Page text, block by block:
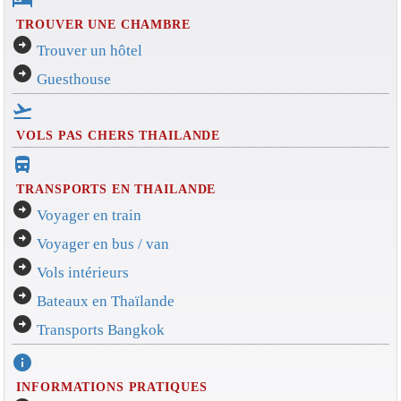
TROUVER UNE CHAMBRE
arrow_circle_right Trouver un hôtel
arrow_circle_right Guesthouse
flight_takeoff
VOLS PAS CHERS THAILANDE
directions_bus_filled
TRANSPORTS EN THAILANDE
arrow_circle_right Voyager en train
arrow_circle_right Voyager en bus / van
arrow_circle_right Vols intérieurs
arrow_circle_right Bateaux en Thaïlande
arrow_circle_right Transports Bangkok
info
INFORMATIONS PRATIQUES